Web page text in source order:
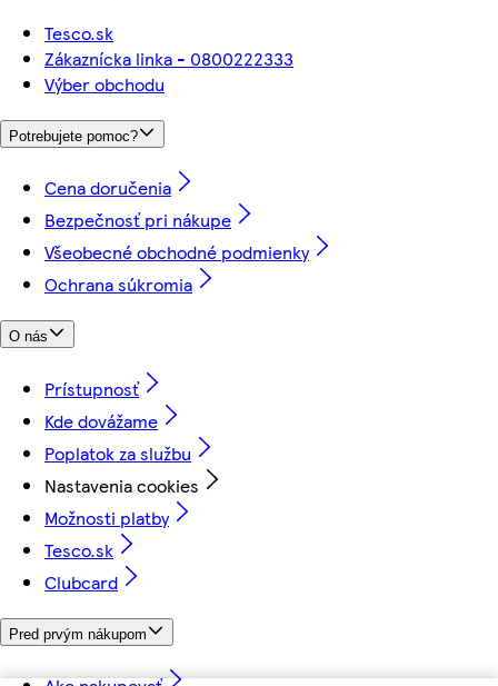
Tesco.sk
Zákaznícka linka - 0800222333
Výber obchodu
Potrebujete pomoc?
Cena doručenia
Bezpečnosť pri nákupe
Všeobecné obchodné podmienky
Ochrana súkromia
O nás
Prístupnosť
Kde dovážame
Poplatok za službu
Nastavenia cookies
Možnosti platby
Tesco.sk
Clubcard
Pred prvým nákupom